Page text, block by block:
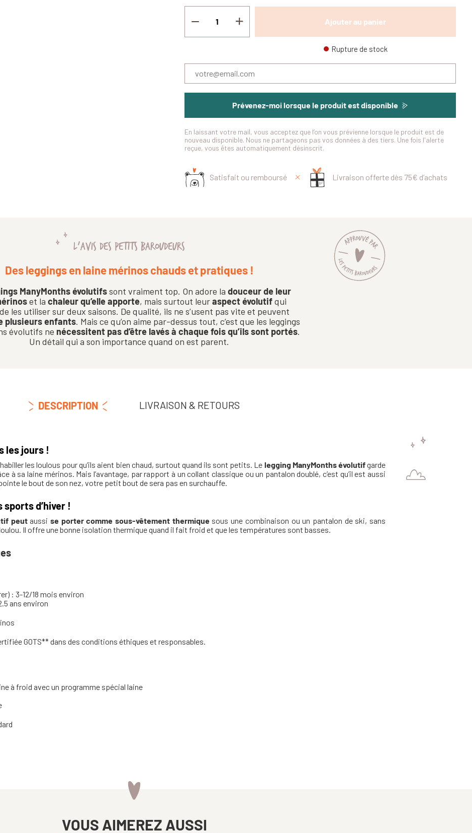
Ajouter au panier
Rupture de stock
Prévenez-moi lorsque le produit est disponible
En laissant votre mail, vous acceptez que l’on vous prévienne lorsque le produit est de
nouveau disponible. Nous ne partageons pas vos données à des tiers. Une fois l'alerte
reçue, vous êtes automatiquement désinscrit.
Satisfait ou remboursé Livraison offerte dès 75€ d’achats
L'AVIS DES PETITS BAROUDEURS
Des leggings en laine mérinos chauds et pratiques !
ManyMonths évolutifssont vraiment top. On adore la douceur de leur
et la chaleur qu’elle apporte, mais surtout leuraspect évolutifqui
les utiliser sur deux saisons. De qualité, ils ne s’usent pas vite et peuvent
plusieurs enfants. Mais ce qu’on aime par-dessus tout, c’est que les leggings
évolutifs ne nécessitent pas d’être lavés à chaque fois qu’ils sont portés.
Un détail qui a son importance quand on est parent.
DESCRIPTION LIVRAISON & RETOURS
les jours !
les loulous pour qu’ils aient bien chaud, surtout quand ils sont petits. Le legging ManyMonths évolutifgarde
à sa laine mérinos. Mais l’avantage, par rapport à un collant classique ou un pantalon doublé, c’est qu’il est aussi
le bout de son nez, votre petit bout de sera pas en surchauffe.
d’hiver !
peutaussi se porter comme sous-vêtement thermiquesous une combinaison ou un pantalon de ski, sans
Il offre une bonne isolation thermique quand il fait froid et que les températures sont basses.
: 3-12/18 mois environ
ans environ
GOTS** dans des conditions éthiques et responsables.
à froid avec un programme spécial laine
VOUS AIMEREZ AUSSI